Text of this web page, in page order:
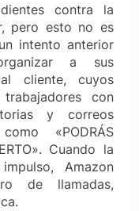
contra la
pero esto no es
intento anterior
a sus
cliente, cuyos
con
y correos
«PODRÁS
Cuando la
Amazon
de llamadas,